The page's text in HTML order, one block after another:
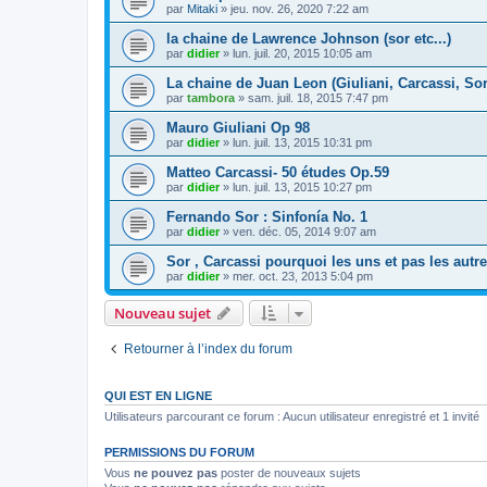
par Mitaki » jeu. nov. 26, 2020 7:22 am
la chaine de Lawrence Johnson (sor etc...)
par didier» lun. juil. 20, 2015 10:05 am
La chaine de Juan Leon (Giuliani, Carcassi,
par tambora » sam. juil. 18, 2015 7:47 pm
Mauro Giuliani Op 98
par didier» lun. juil. 13, 2015 10:31 pm
Matteo Carcassi- 50 études Op.59
par didier» lun. juil. 13, 2015 10:27 pm
Fernando Sor : Sinfonía No. 1
par didier» ven. déc. 05, 2014 9:07 am
Sor , Carcassi pourquoi les uns et pas les
par didier» mer. oct. 23, 2013 5:04 pm
Nouveau sujet
Retourner à l’index du forum
QUI EST EN LIGNE
Utilisateurs parcourant ce forum : Aucun utilisateur enregistré et 1 invité
PERMISSIONS DU FORUM
Vous ne pouvez pas poster de nouveaux sujets